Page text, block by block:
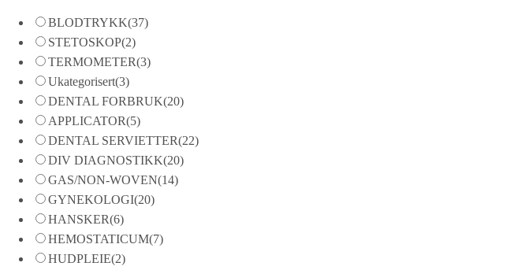
BLODTRYKK(37)
STETOSKOP(2)
TERMOMETER(3)
Ukategorisert(3)
DENTAL FORBRUK(20)
APPLICATOR(5)
DENTAL SERVIETTER(22)
DIV DIAGNOSTIKK(20)
GAS/NON-WOVEN(14)
GYNEKOLOGI(20)
HANSKER(6)
HEMOSTATICUM(7)
HUDPLEIE(2)